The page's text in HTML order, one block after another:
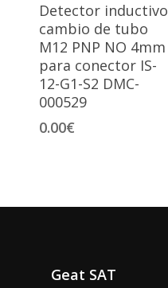
Detector inductivo
cambio de tubo
M12 PNP NO 4mm
para conector IS-
12-G1-S2 DMC-
000529
0.00€
Geat SAT